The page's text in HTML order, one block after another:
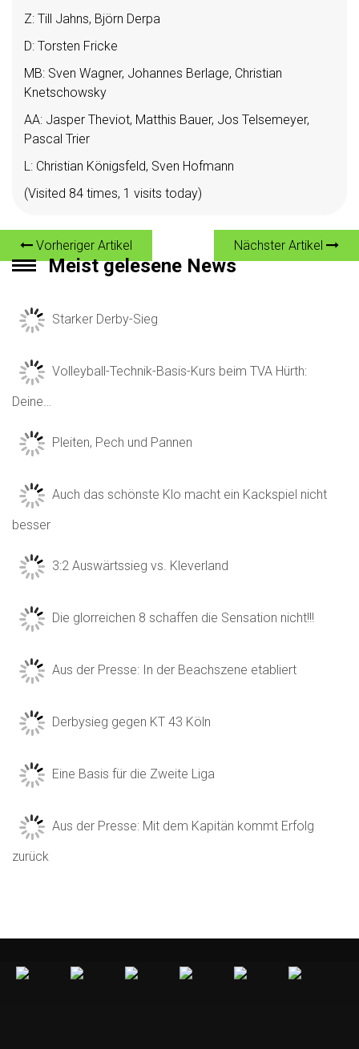
Z: Till Jahns, Björn Derpa
D: Torsten Fricke
MB: Sven Wagner, Johannes Berlage, Christian
Knetschowsky
AA: Jasper Theviot, Matthis Bauer, Jos Telsemeyer,
Pascal Trier
L: Christian Königsfeld, Sven Hofmann
(Visited 84 times, 1 visits today)
Vorheriger Artikel Nächster Artikel
Meist gelesene News
Starker Derby-Sieg
Volleyball-Technik-Basis-Kurs beim TVA Hürth:
Deine…
Pleiten, Pech und Pannen
Auch das schönste Klo macht ein Kackspiel nicht
besser
3:2 Auswärtssieg vs. Kleverland
Die glorreichen 8 schaffen die Sensation nicht!!!
Aus der Presse: In der Beachszene etabliert
Derbysieg gegen KT 43 Köln
Eine Basis für die Zweite Liga
Aus der Presse: Mit dem Kapitän kommt Erfolg
zurück